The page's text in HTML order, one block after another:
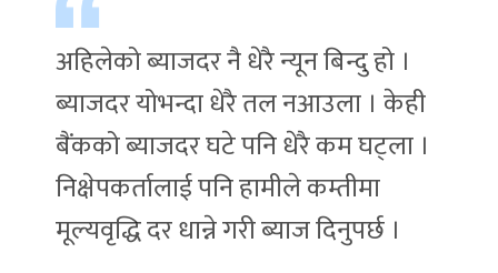
अहिलेको ब्याजदर नै धेरै न्यून बिन्दु हो ।
ब्याजदर योभन्दा धेरै तल नआउला । केही
बैंकको ब्याजदर घटे पनि धेरै कम घट्ला ।
निक्षेपकर्तालाई पनि हामीले कम्तीमा
मूल्यवृद्धि दर धान्ने गरी ब्याज दिनुपर्छ ।